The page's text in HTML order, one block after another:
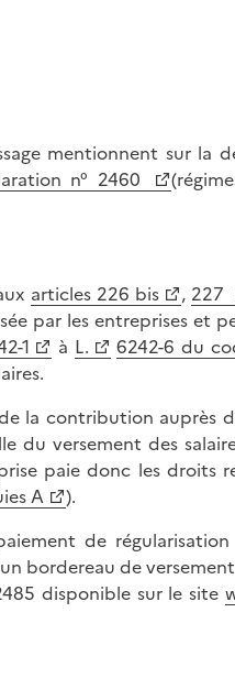
mentionnent sur la
n° 2460
articles 226 bis , 227
par les entreprises et
1 à L. 6242-6 du
la contribution auprès
du versement des
paie donc les droits
A
).
de
bordereau de
disponible sur le site